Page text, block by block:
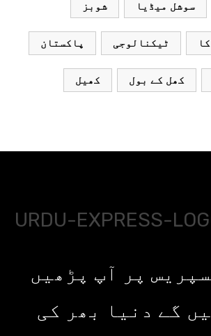
سوشل میڈیا شوبز
ٹیکنالوجی پاکستان
کھل کے بول کھیل
پر آپ پڑھیں
گے دنیا بھر کی